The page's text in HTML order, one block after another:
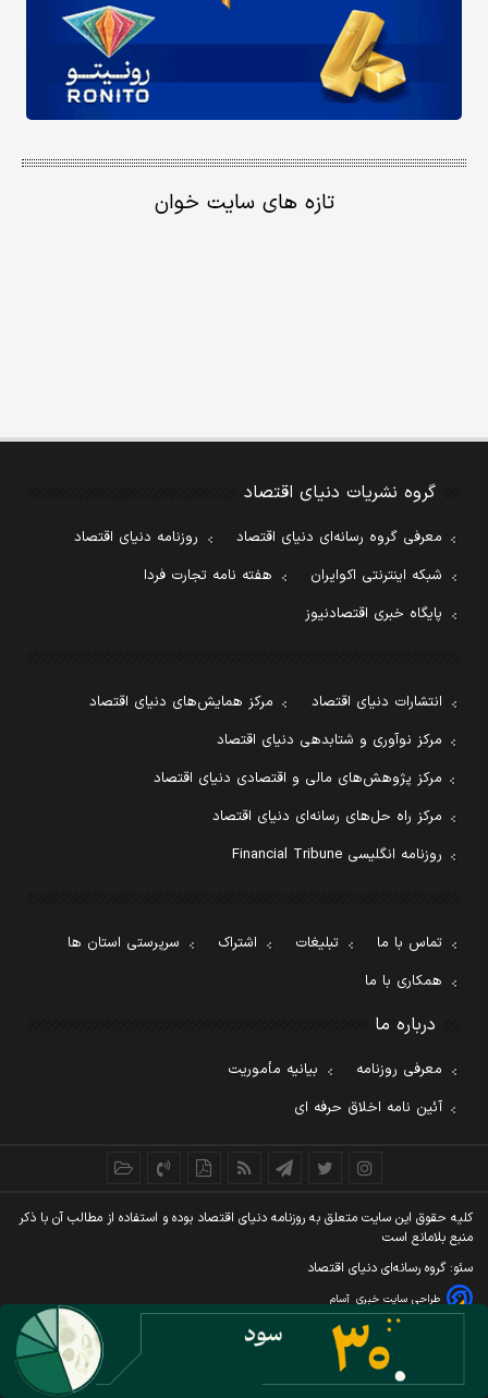
تازه های سایت خوان
گروه نشریات دنیای اقتصاد
معرفی گروه رسانه‌ای دنیای اقتصاد
روزنامه دنیای اقتصاد
شبکه اینترنتی اکوایران
هفته نامه تجارت فردا
پایگاه خبری اقتصادنیوز
انتشارات دنیای اقتصاد
مرکز همایش‌های دنیای اقتصاد
مرکز نوآوری و شتابدهی دنیای اقتصاد
مرکز پژوهش‌های مالی و اقتصادی دنیای اقتصاد
مرکز راه حل‌های رسانه‌ای دنیای اقتصاد
روزنامه انگلیسی Financial Tribune
تماس با ما تبلیغات اشتراک
سرپرستی استان ها
همکاری با ما
درباره ما
معرفی روزنامه
بیانیه مأموریت
آئین نامه اخلاق حرفه ای
کليه حقوق اين سايت متعلق به روزنامه دنيای اقتصاد بوده و استفاده از مطالب آن با ذکر
منبع بلامانع است
سئو: گروه رسانه‌ای دنیای اقتصاد
طراحی سایت خبری آسام